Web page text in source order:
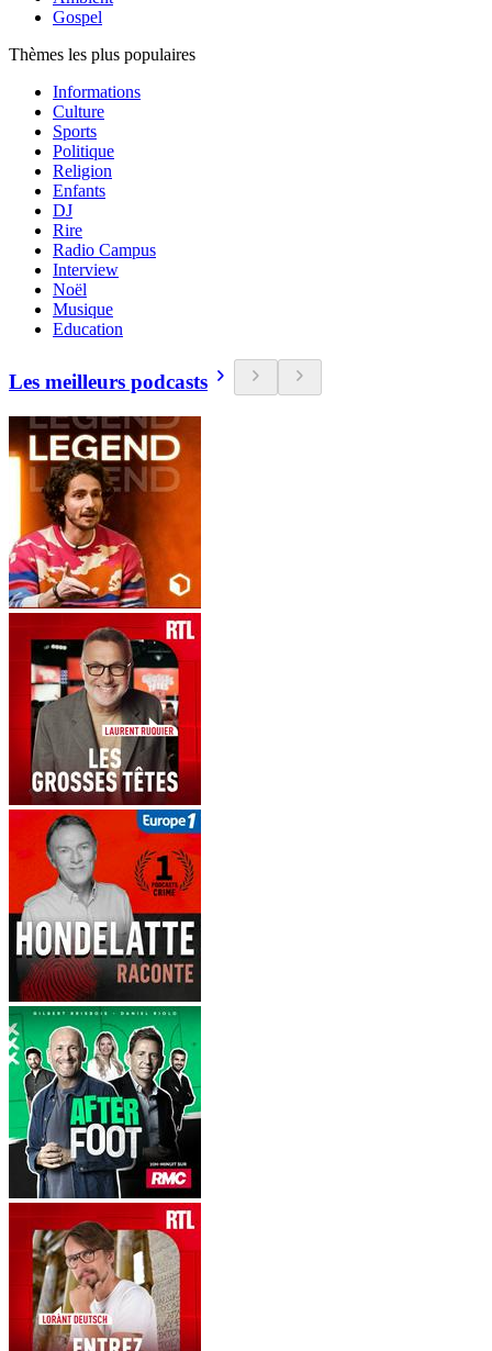
Gospel
Thèmes les plus populaires
Informations
Culture
Sports
Politique
Religion
Enfants
DJ
Rire
Radio Campus
Interview
Noël
Musique
Education
Les meilleurs podcasts